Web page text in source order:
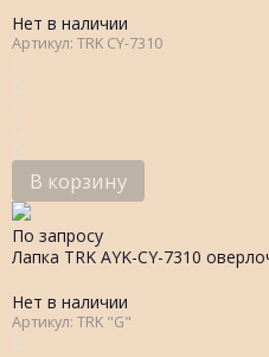
Нет в наличии
Артикул: TRK CY-7310
В корзину
По запросу
Лапка TRK AYK-CY-7310
Нет в наличии
Артикул: TRK "G"